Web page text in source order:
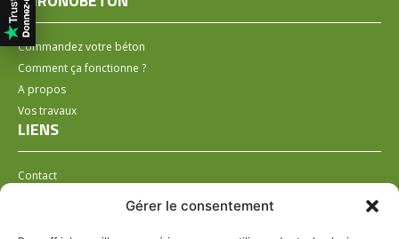
Gérer le consentement
Commandez votre béton
Comment ça fonctionne ?
A propos
Vos travaux
LIENS
Contact